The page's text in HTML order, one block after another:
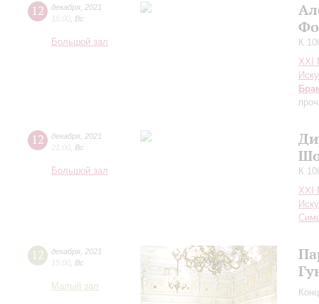
12 декабря 2021
15:00 Вс
Большой зал
К
XXI
12 декабря 2021
21:00 Вс
Большой зал
К
XXI
12 декабря 2021
15:00 Вс
Малый зал